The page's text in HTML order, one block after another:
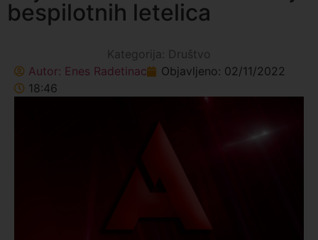
bespilotnih letelica
Kategorija: Društvo
Autor: Enes Radetinac Objavljeno: 02/11/2022
18:46